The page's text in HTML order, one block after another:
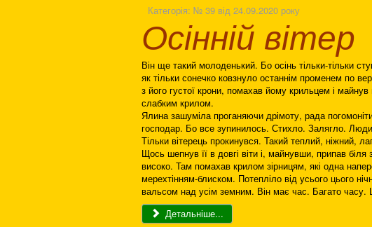
Категорія: № 39 від 24.09.2020 року
Осінній вітер
Він ще такий молоденький. Бо осінь тільки-тільки
як тільки сонечко ковзнуло останнім променем по
з його густої крони, помахав йому крильцем і
слабким крилом.
Ялина зашуміла проганяючи дрімоту, рада
господар. Бо все зупинилось. Стихло. Залягло.
Тільки вітерець прокинувся. Такий теплий, ніжний,
Щось шепнув її в довгі віти і, майнувши, припав
високо. Там помахав крилом зірницям, які одна
мерехтінням-блиском. Потепліло від усього цього
вальсом над усім земним. Він має час. Багато часу.
Детальніше...